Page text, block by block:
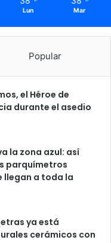
Lun Mar
Popular
el Héroe de
durante el asedio
la zona azul: así
parquímetros
llegan a toda la
ya está
cerámicos con